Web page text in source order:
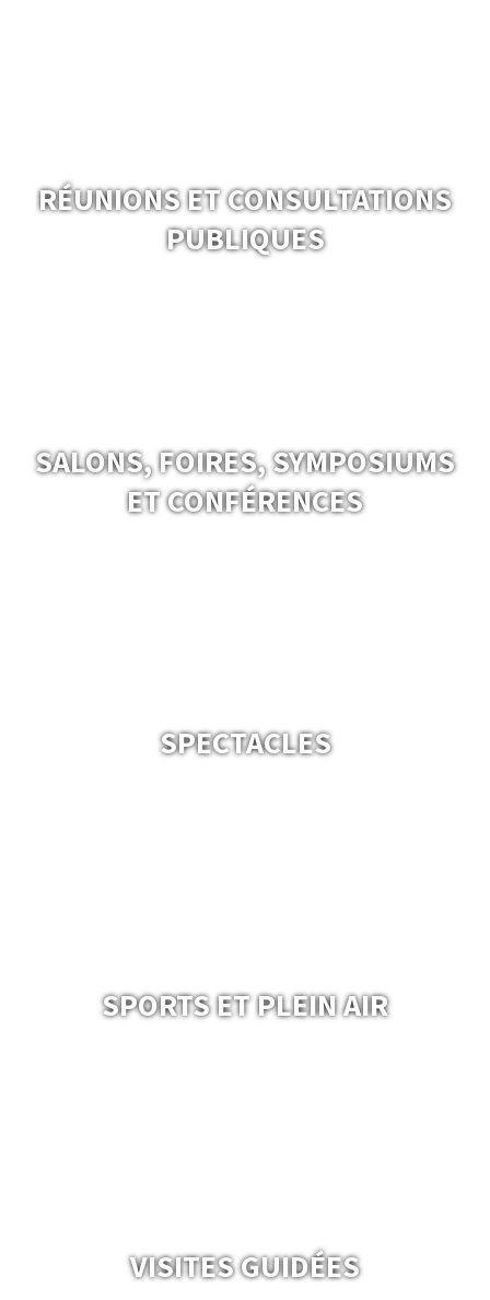
RÉUNIONS ET CONSULTATIONS
PUBLIQUES
SALONS, FOIRES, SYMPOSIUMS
ET CONFÉRENCES
SPECTACLES
SPORTS ET PLEIN AIR
VISITES GUIDÉES